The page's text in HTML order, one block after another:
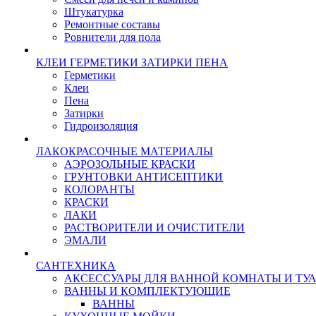
Штукатурка
Ремонтные составы
Ровнители для пола
КЛЕИ ГЕРМЕТИКИ ЗАТИРКИ ПЕНА
Герметики
Клеи
Пена
Затирки
Гидроизоляция
ЛАКОКРАСОЧНЫЕ МАТЕРИАЛЫ
АЭРОЗОЛЬНЫЕ КРАСКИ
ГРУНТОВКИ АНТИСЕПТИКИ
КОЛОРАНТЫ
КРАСКИ
ЛАКИ
РАСТВОРИТЕЛИ И ОЧИСТИТЕЛИ
ЭМАЛИ
САНТЕХНИКА
АКСЕССУАРЫ ДЛЯ ВАННОЙ КОМНАТЫ И
ВАННЫ И КОМПЛЕКТУЮЩИЕ
ВАННЫ